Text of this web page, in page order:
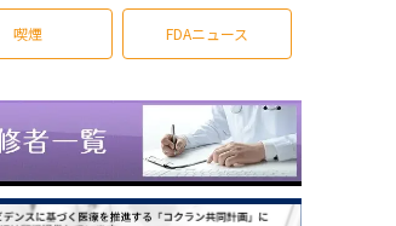
喫煙 FDAニュース